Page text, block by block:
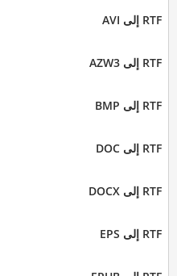
RTF إلى AVI
RTF إلى AZW3
RTF إلى BMP
RTF إلى DOC
RTF إلى DOCX
RTF إلى EPS